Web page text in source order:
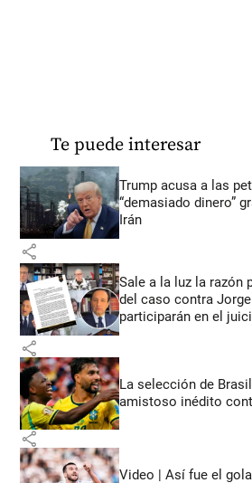
Te puede interesar
Trump acusa a las
“demasiado dinero”
Irán
share
Sale a la luz la razón
del caso contra
participarán en el
share
La selección de
amistoso inédito
share
Video | Así fue el